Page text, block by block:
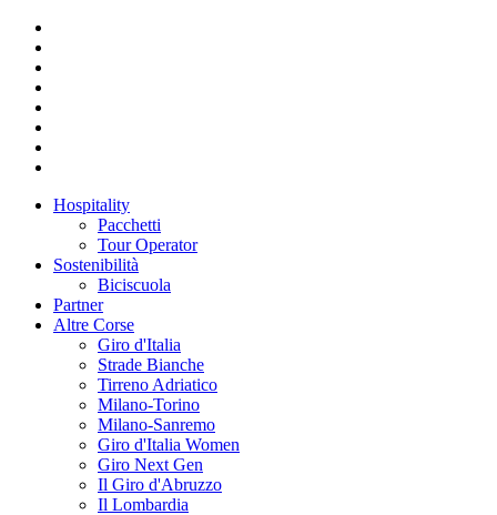
Hospitality
Pacchetti
Tour Operator
Sostenibilità
Biciscuola
Partner
Altre Corse
Giro d'Italia
Strade Bianche
Tirreno Adriatico
Milano-Torino
Milano-Sanremo
Giro d'Italia Women
Giro Next Gen
Il Giro d'Abruzzo
Il Lombardia